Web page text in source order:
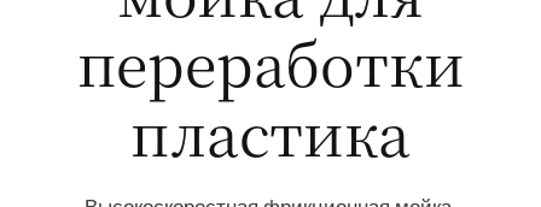
переработки
пластика